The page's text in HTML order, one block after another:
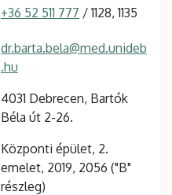
+36 52 511 777 / 1128, 1135
dr.barta.bela@med.unideb
.hu
4031 Debrecen, Bartók
Béla út 2-26.
Központi épület, 2.
emelet, 2019, 2056 ("B"
részleg)